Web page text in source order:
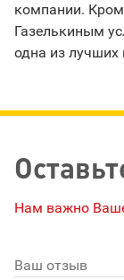
компании.
Газелькиным
одна из лучших
Нам важно
Ваш отзыв